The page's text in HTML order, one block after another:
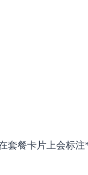
套餐卡片上会标